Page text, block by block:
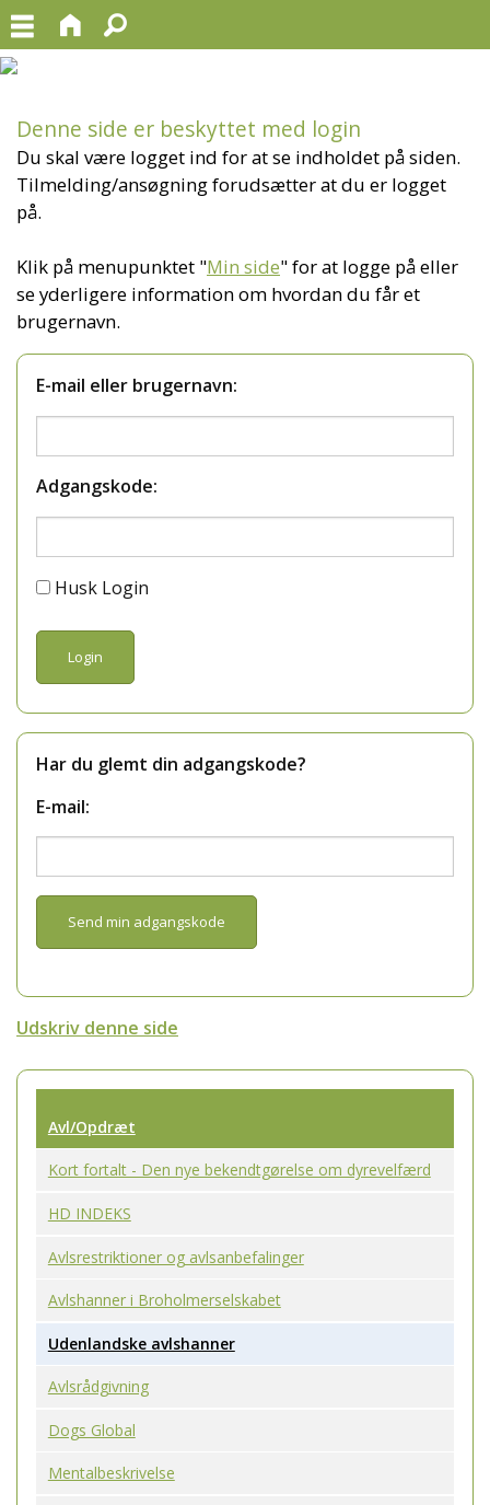
Denne side er beskyttet med login
Du skal være logget ind for at se indholdet på siden.
Tilmelding/ansøgning forudsætter at du er logget
på.
Klik på menupunktet "Min side" for at logge på eller
se yderligere information om hvordan du får et
brugernavn.
E-mail eller brugernavn:
Adgangskode:
Husk Login
Har du glemt din adgangskode?
E-mail:
Udskriv denne side
Avl/Opdræt
Kort fortalt - Den nye bekendtgørelse om dyrevelfærd
HD INDEKS
Avlsrestriktioner og avlsanbefalinger
Avlshanner i Broholmerselskabet
Udenlandske avlshanner
Avlsrådgivning
Dogs Global
Mentalbeskrivelse